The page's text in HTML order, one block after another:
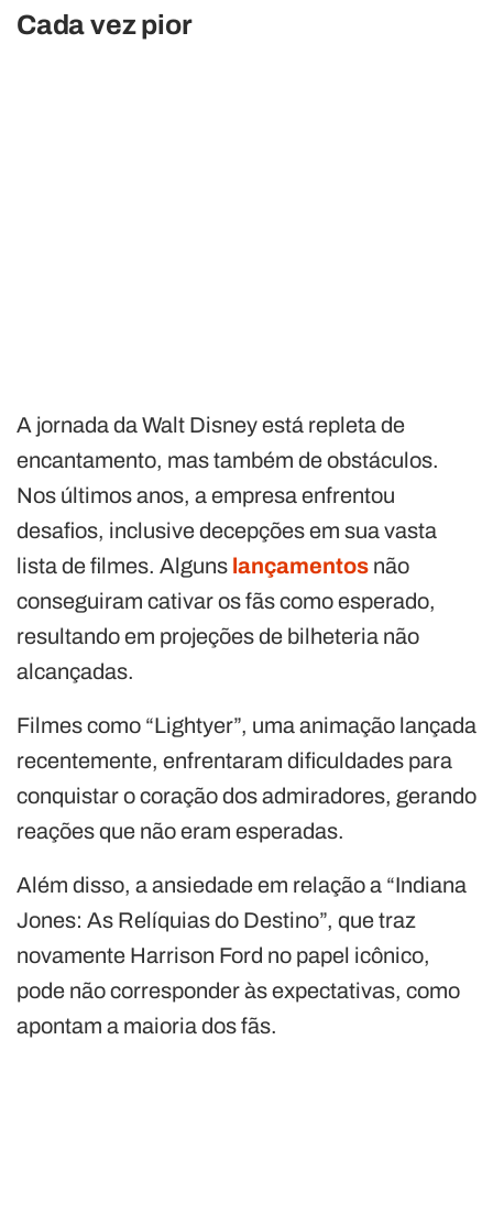
Cada vez pior
A jornada da Walt Disney está repleta de
encantamento, mas também de obstáculos.
Nos últimos anos, a empresa enfrentou
desafios, inclusive decepções em sua vasta
lista de filmes. Alguns lançamentos não
conseguiram cativar os fãs como esperado,
resultando em projeções de bilheteria não
alcançadas.
Filmes como “Lightyer”, uma animação lançada
recentemente, enfrentaram dificuldades para
conquistar o coração dos admiradores, gerando
reações que não eram esperadas.
Além disso, a ansiedade em relação a “Indiana
Jones: As Relíquias do Destino”, que traz
novamente Harrison Ford no papel icônico,
pode não corresponder às expectativas, como
apontam a maioria dos fãs.